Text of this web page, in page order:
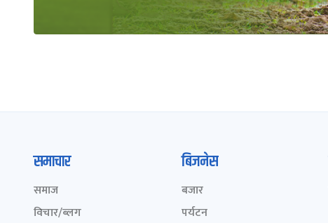
समाचार
समाज
विचार/ब्लग
बिजनेस
बजार
पर्यटन